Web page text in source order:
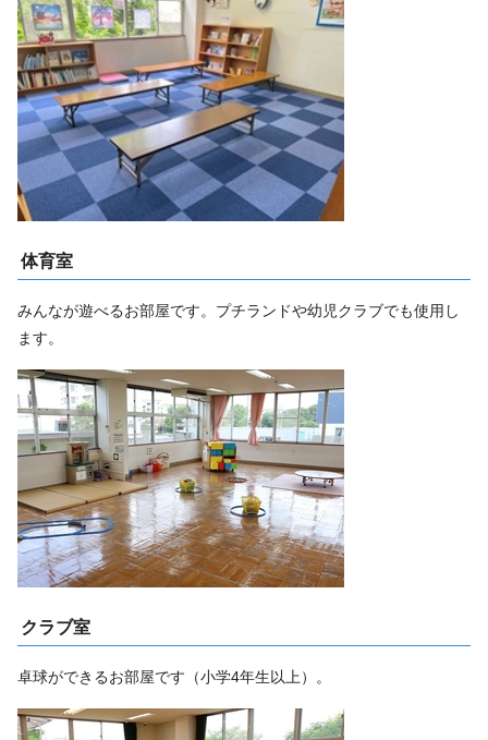
体育室
みんなが遊べるお部屋です。プチランドや幼児クラブでも使用し
ます。
クラブ室
卓球ができるお部屋です（小学4年生以上）。